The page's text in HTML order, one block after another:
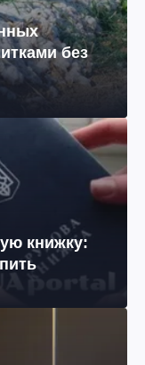
без
книжку: